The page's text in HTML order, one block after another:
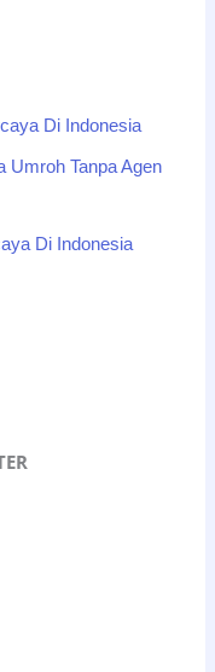
Di Indonesia
Umroh Tanpa Agen
Di Indonesia